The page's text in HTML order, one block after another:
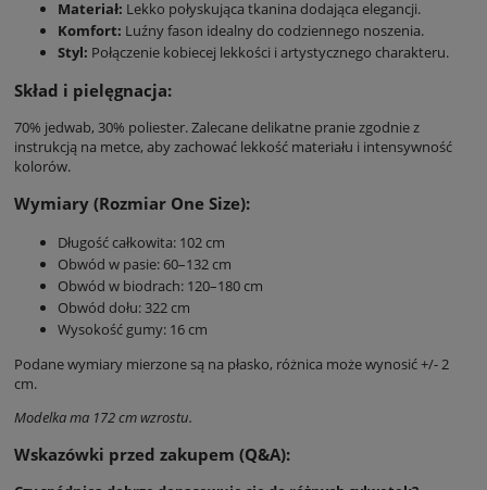
Materiał: Lekko połyskująca tkanina dodająca elegancji.
Komfort: Luźny fason idealny do codziennego noszenia.
Styl: Połączenie kobiecej lekkości i artystycznego charakteru.
Skład i pielęgnacja:
70% jedwab, 30% poliester. Zalecane delikatne pranie zgodnie z
instrukcją na metce, aby zachować lekkość materiału i intensywność
kolorów.
Wymiary (Rozmiar One Size):
Długość całkowita: 102 cm
Obwód w pasie: 60–132 cm
Obwód w biodrach: 120–180 cm
Obwód dołu: 322 cm
Wysokość gumy: 16 cm
Podane wymiary mierzone są na płasko, różnica może wynosić +/- 2
cm.
Modelka ma 172 cm wzrostu.
Wskazówki przed zakupem (Q&A):